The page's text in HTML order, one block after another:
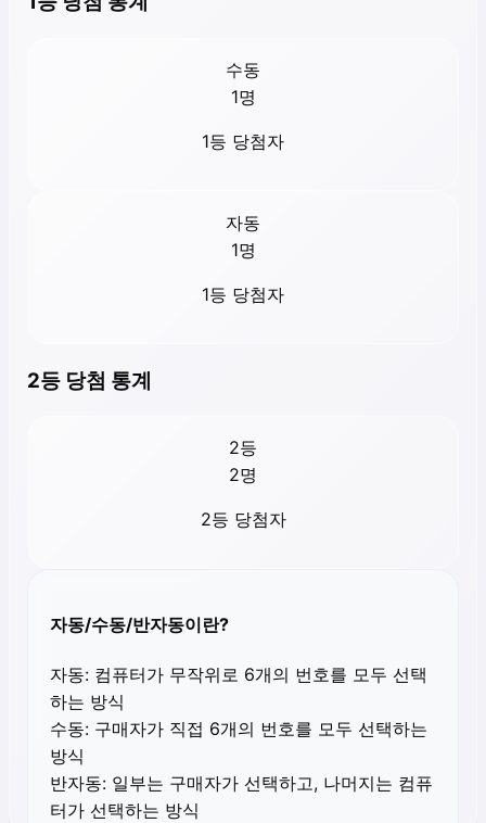
수동
1명
1등 당첨자
자동
1명
1등 당첨자
2등 당첨 통계
2등
2명
2등 당첨자
자동/수동/반자동이란?
자동: 컴퓨터가 무작위로 6개의 번호를 모두 선택
하는 방식
수동: 구매자가 직접 6개의 번호를 모두 선택하는
방식
반자동: 일부는 구매자가 선택하고, 나머지는 컴퓨
터가 선택하는 방식